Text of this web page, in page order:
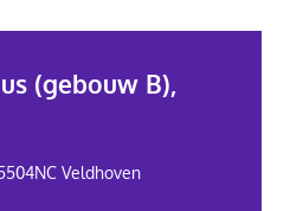
(gebouw B),
Veldhoven